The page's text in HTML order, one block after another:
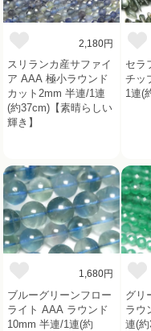
2,180円
スリランカ産サファイ
ア AAA 極小ラウンド
カット2mm 半連/1連
(約37cm)【素晴らしい
輝き】
セラ
チッ
1連(
1,680円
ブルーグリーンフロー
ライト AAA ラウンド
10mm 半連/1連(約
グリ
ラウ
連(